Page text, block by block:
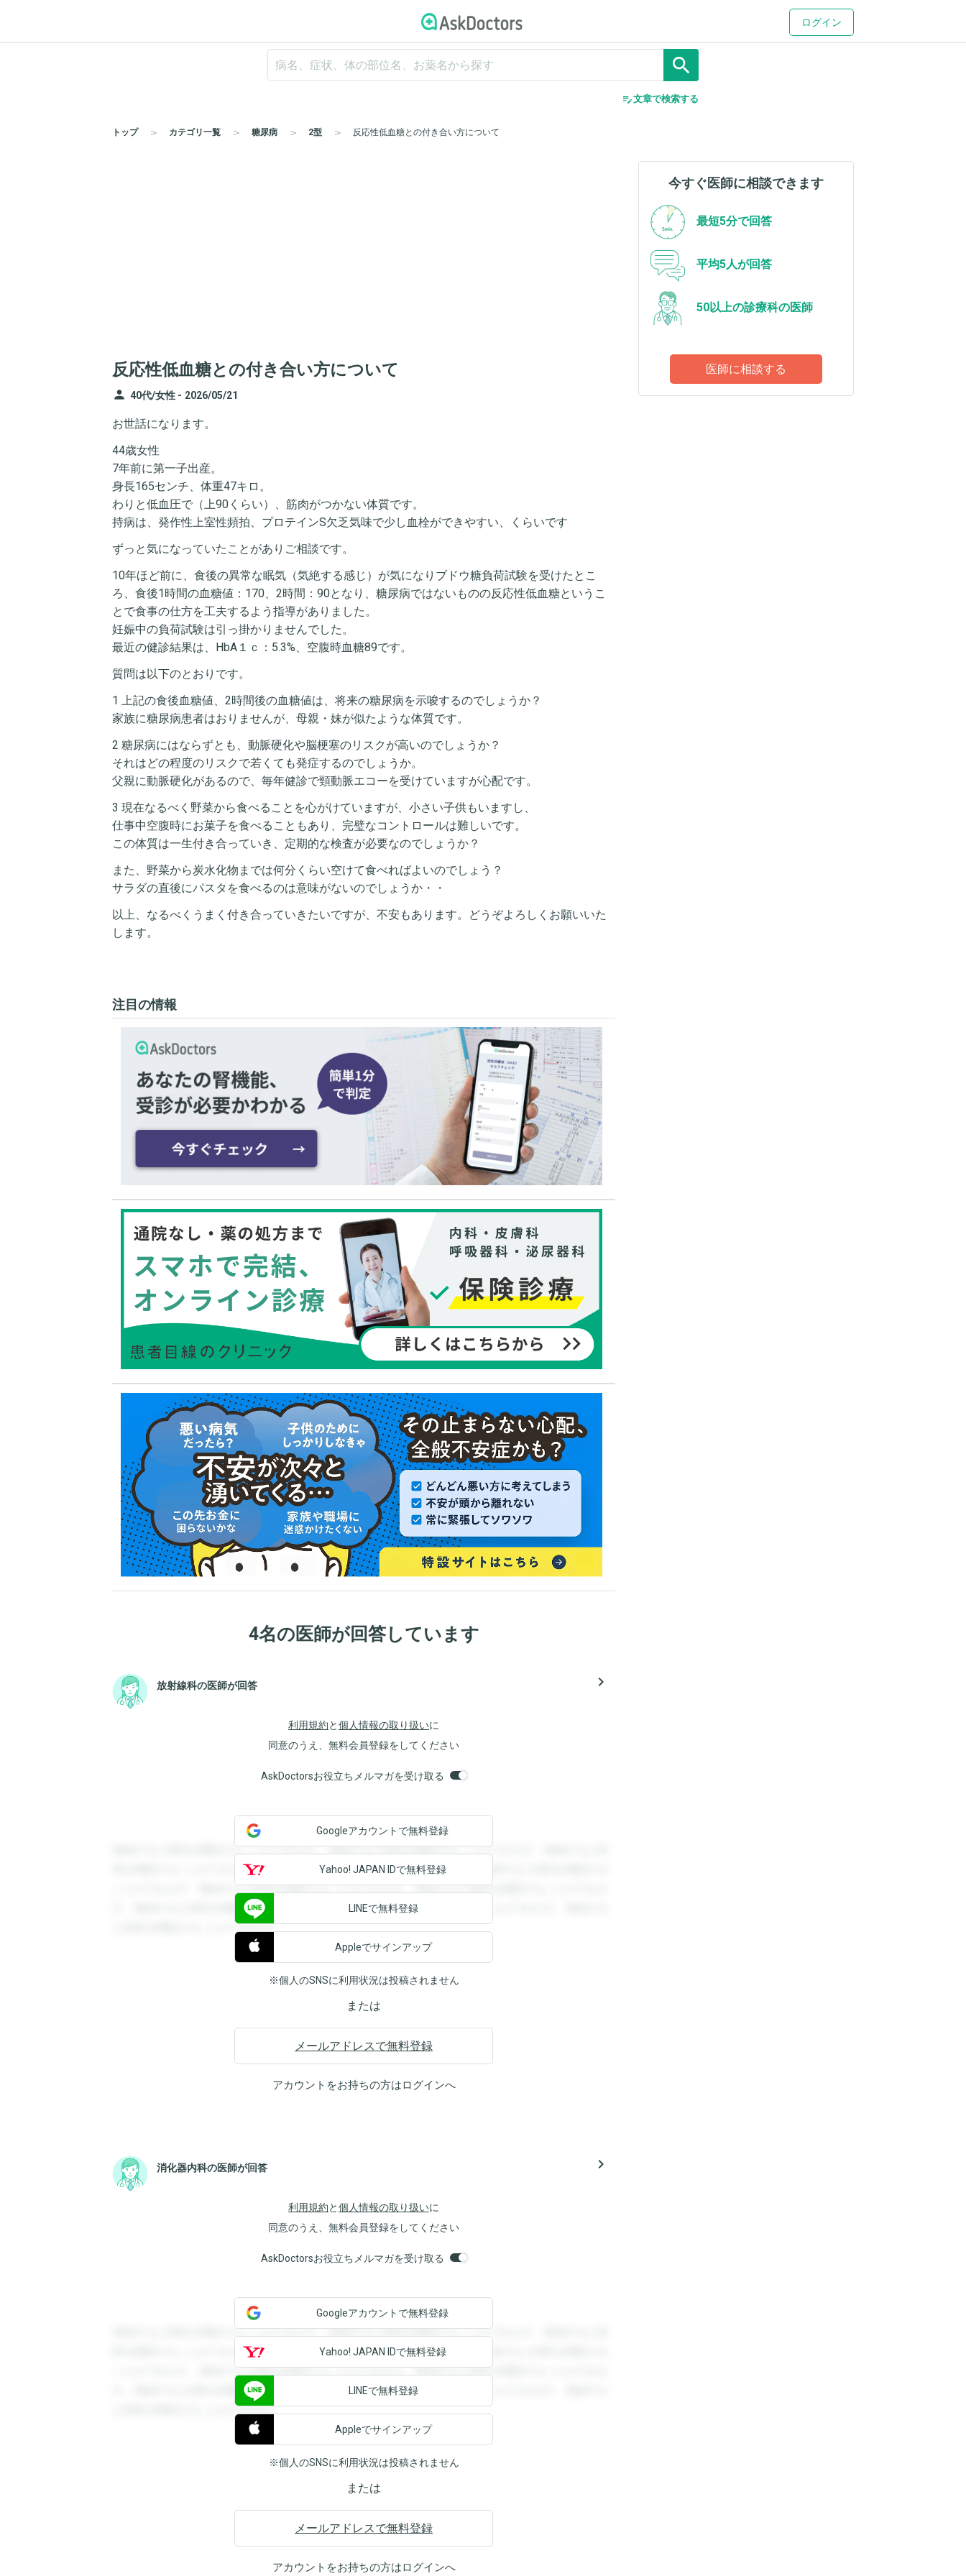
ログイン
search
edit_note文章で検索する
トップ カテゴリ一覧 糖尿病 2型 反応性低血糖との付き合い方について
反応性低血糖との付き合い方について
person 40代/女性 - 2026/05/21
お世話になります。
44歳女性
7年前に第一子出産。
身長165センチ、体重47キロ。
わりと低血圧で（上90くらい）、筋肉がつかない体質です。
持病は、発作性上室性頻拍、プロテインS欠乏気味で少し血栓ができやすい、くらいです
ずっと気になっていたことがありご相談です。
10年ほど前に、食後の異常な眠気（気絶する感じ）が気になりブドウ糖負荷試験を受けたとこ
ろ、食後1時間の血糖値：170、2時間：90となり、糖尿病ではないものの反応性低血糖というこ
とで食事の仕方を工夫するよう指導がありました。
妊娠中の負荷試験は引っ掛かりませんでした。
最近の健診結果は、HbA１ｃ：5.3%、空腹時血糖89です。
質問は以下のとおりです。
1 上記の食後血糖値、2時間後の血糖値は、将来の糖尿病を示唆するのでしょうか？
家族に糖尿病患者はおりませんが、母親・妹が似たような体質です。
2 糖尿病にはならずとも、動脈硬化や脳梗塞のリスクが高いのでしょうか？
それはどの程度のリスクで若くても発症するのでしょうか。
父親に動脈硬化があるので、毎年健診で頸動脈エコーを受けていますが心配です。
3 現在なるべく野菜から食べることを心がけていますが、小さい子供もいますし、
仕事中空腹時にお菓子を食べることもあり、完璧なコントロールは難しいです。
この体質は一生付き合っていき、定期的な検査が必要なのでしょうか？
また、野菜から炭水化物までは何分くらい空けて食べればよいのでしょう？
サラダの直後にパスタを食べるのは意味がないのでしょうか・・
以上、なるべくうまく付き合っていきたいですが、不安もあります。どうぞよろしくお願いいた
します。
注目の情報
4名の医師が回答しています
放射線科の医師が回答 navigate_next
利用規約と個人情報の取り扱いに
同意のうえ、無料会員登録をしてください
AskDoctorsお役立ちメルマガを受け取る
登録すると回答を閲覧することができます。登録すると回答を閲覧することができます。登録すると回
答を閲覧することができます。登録すると回答を閲覧することができます。登録すると回答を閲覧する
ことができます。登録すると回答を閲覧することができます。登録すると回答を閲覧することができま
す。登録すると回答を閲覧することができます。登録すると回答を閲覧することができます。登録する
と回答を閲覧することができます。
Googleアカウントで無料登録
Yahoo! JAPAN IDで無料登録
LINEで無料登録
Appleでサインアップ
※個人のSNSに利用状況は投稿されません
または
メールアドレスで無料登録
アカウントをお持ちの方はログインへ
消化器内科の医師が回答 navigate_next
利用規約と個人情報の取り扱いに
同意のうえ、無料会員登録をしてください
AskDoctorsお役立ちメルマガを受け取る
登録すると回答を閲覧することができます。登録すると回答を閲覧することができます。登録すると回
答を閲覧することができます。登録すると回答を閲覧することができます。登録すると回答を閲覧する
ことができます。登録すると回答を閲覧することができます。登録すると回答を閲覧することができま
す。登録すると回答を閲覧することができます。登録すると回答を閲覧することができます。登録する
と回答を閲覧することができます。
Googleアカウントで無料登録
Yahoo! JAPAN IDで無料登録
LINEで無料登録
Appleでサインアップ
※個人のSNSに利用状況は投稿されません
または
メールアドレスで無料登録
アカウントをお持ちの方はログインへ
今すぐ医師に相談できます
最短5分で回答
平均5人が回答
50以上の診療科の医師
医師に相談する